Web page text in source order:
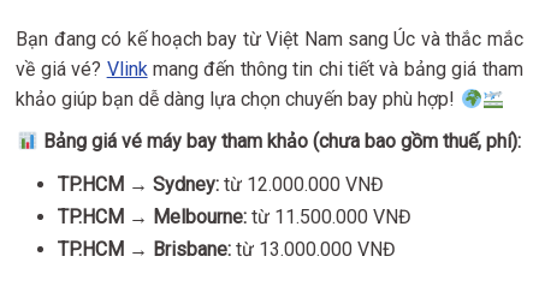
Bạn đang có kế hoạch bay từ Việt Nam sang Úc và thắc mắc
về giá vé? Vlinkmang đến thông tin chi tiết và bảng giá tham
khảo giúp bạn dễ dàng lựa chọn chuyến bay phù hợp!
Bảng giá vé máy bay tham khảo (chưa bao gồm thuế, phí):
TP.HCM → Sydney: từ 12.000.000 VNĐ
TP.HCM → Melbourne: từ 11.500.000 VNĐ
TP.HCM → Brisbane: từ 13.000.000 VNĐ